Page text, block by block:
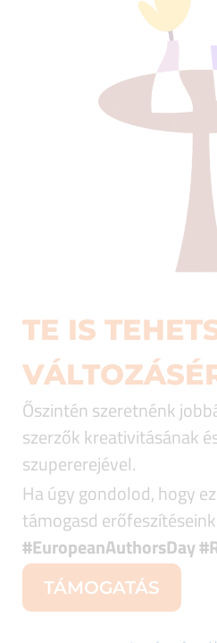
TE IS
Őszintén szeretnénk
szerzők kreativitásának
szupererejével.
Ha úgy gondolod, hogy
támogasd
#EuropeanAuthorsDay
TÁMOGATÁS